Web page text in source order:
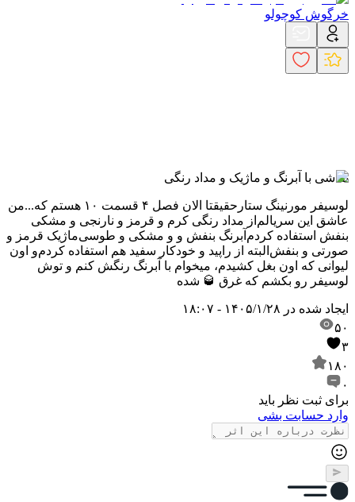
خرگوش کوچولو
نقاشی با آبرنگ و ماژیک و مداد رنگی
لوسیفر مورنینگ ستار حقیقتا الان فصل ۴ قسمت ۱۰ هستم که...
من
عاشق این سریالم از مداد رنگی کرم و قرمز و نارنجی و مشکی
بنفش استفاده کردم آبرنگ بنفش و و مشکی و طوسیماژیک قرمز و
صورتی و بنفش البته از راپید و خودکار سفید هم استفاده کردمو اون
لیوانی که اون بغل کشیدم، میخوام با آبرنگ رنگش کنم و توش
لوسیفر رو بکشم که غرق 🥃 شده
ایجاد شده در ۱۴۰۵/۱/۲۸ - ۱۸:۰۷
۵۰
۳
۱۸۰
۰
برای ثبت نظر باید
وارد حسابت بشی